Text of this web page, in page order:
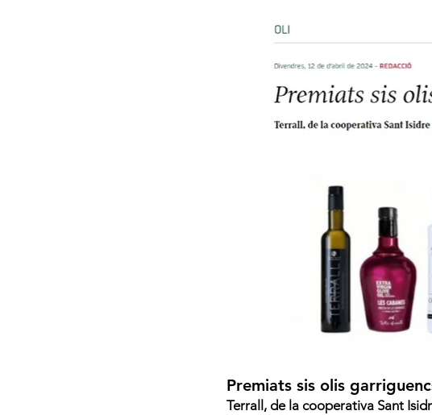
Premiats sis olis
Terrall, de la cooperativa Sant